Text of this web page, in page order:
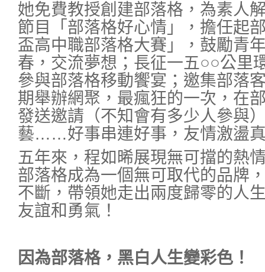
她免費教授創建部落格，為素人
節目「部落格好心情」，擔任起
盃高中職部落格大賽」，鼓勵青
春，交流夢想；長征一五○○公里
參與部落格移動饗宴；邀集部落
期舉辦網聚，最瘋狂的一次，在
發送邀請（不知會有多少人參與
藝……好事串連好事，友情激盪
五年來，程如晞展現無可擋的熱
部落格成為一個無可取代的品牌
不斷，帶領她走出兩度歸零的人
友誼和勇氣！
因為部落格，黑白人生變彩色！